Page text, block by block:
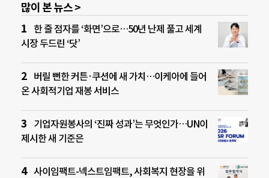
많이 본 뉴스 >
한 줄 점자를 ‘화면’으로…50년 난제 풀고 세계
시장 두드린 ‘닷’
버릴 뻔한 커튼·쿠션에 새 가치…이케아에 들어
온 사회적기업 재봉 서비스
기업자원봉사의 ‘진짜 성과’는 무엇인가…UN이
제시한 새 기준은
사이임팩트-넥스트임팩트, 사회복지 현장을 위